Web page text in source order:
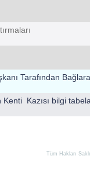
Tüm Hakları
Tarafından
Kazısı bilgi